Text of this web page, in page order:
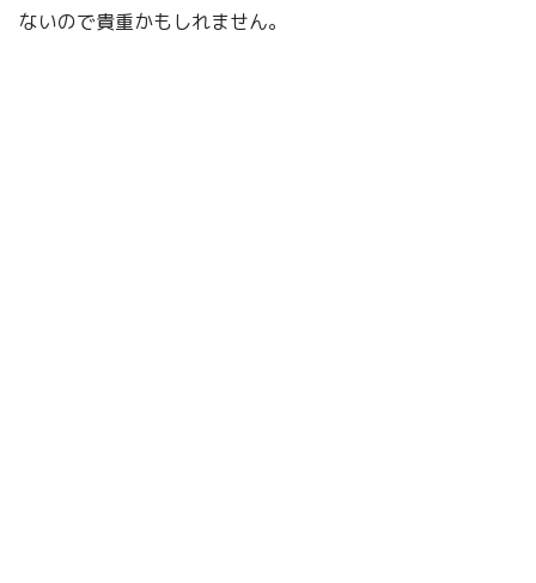
ないので貴重かもしれません。